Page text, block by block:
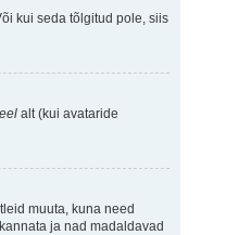
kui seda tõlgitud pole, siis
alt (kui avataride
muuta, kuna need
ja nad madaldavad